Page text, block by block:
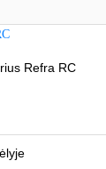
Refra RC